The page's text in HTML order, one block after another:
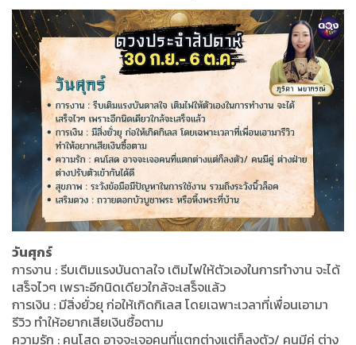
วันศุกร์
การงาน : รีบเติมแรงบันดาลใจ เติมไฟให้ตัวเองในการทำงาน จะได้
เสร็จไวๆ เพราะอีกนิดเดียวใกล้จะเสร็จแล้ว
การเงิน : มีสิ่งยั่วยุ ก่อให้เกิดกิเลส โดยเฉพาะเวลาที่เพื่อนเอามา
รีวิว ทำให้อยากเสียเงินซื้อตาม
ความรัก : คนโสด อาจจะเจอคนที่แตกต่างแต่ก็ลงตัว/ คนมีคู่ ต่าง